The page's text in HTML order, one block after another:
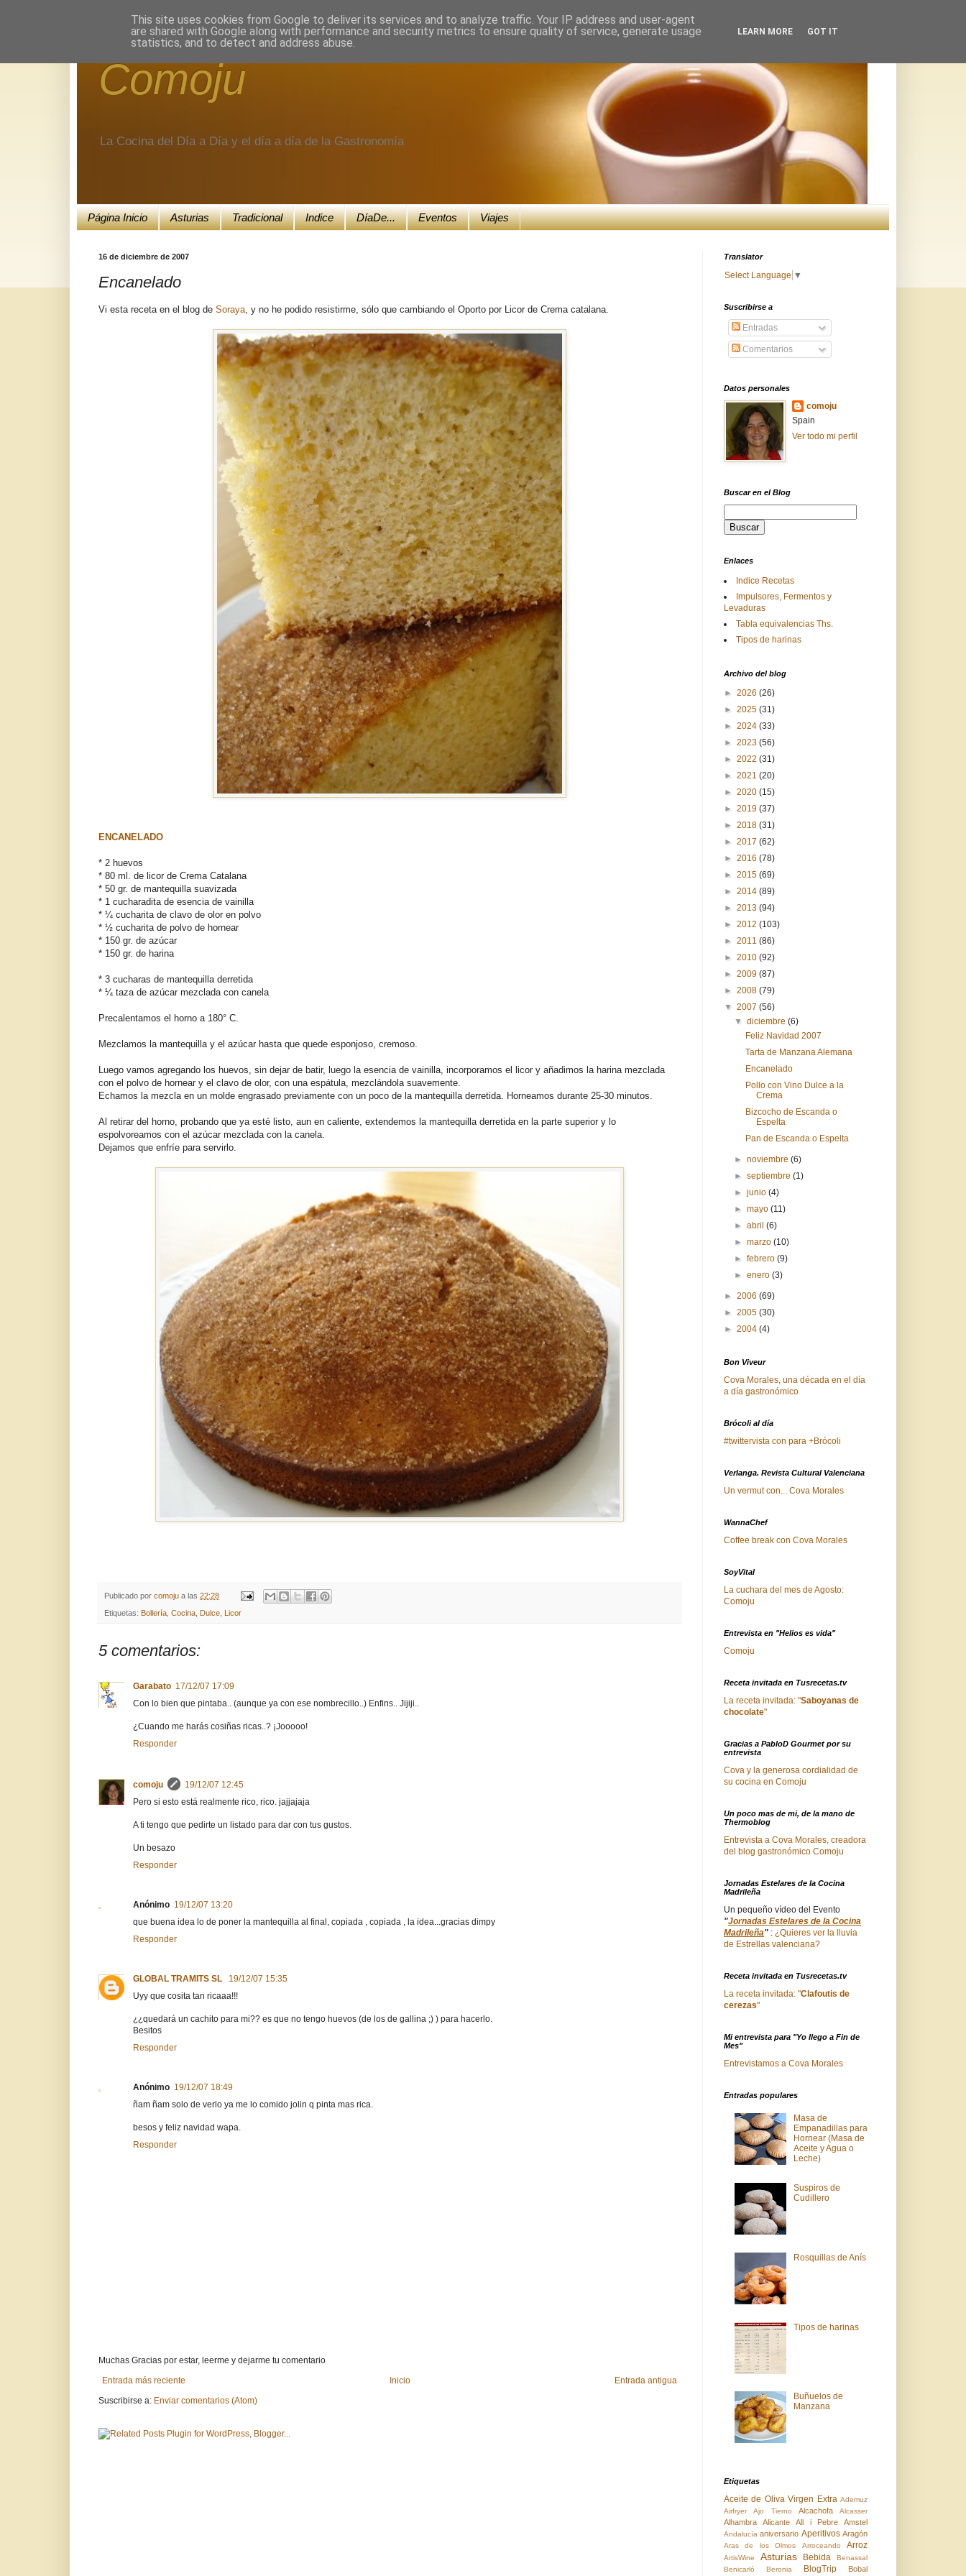
Comoju
La Cocina del Día a Día y el día a día de la Gastronomía
Página Inicio Asturias Tradicional Indice DíaDe... Eventos Viajes
16 de diciembre de 2007
Encanelado
Vi esta receta en el blog de Soraya , y no he podido resistirme, sólo que cambiando el Oporto por Licor de Crema catalana.
ENCANELADO
* 2 huevos
* 80 ml. de licor de Crema Catalana
* 50 gr. de mantequilla suavizada
* 1 cucharadita de esencia de vainilla
* ¼ cucharita de clavo de olor en polvo
* ½ cucharita de polvo de hornear
* 150 gr. de azúcar
* 150 gr. de harina
* 3 cucharas de mantequilla derretida
* ¼ taza de azúcar mezclada con canela
Precalentamos el horno a 180° C.
Mezclamos la mantequilla y el azúcar hasta que quede esponjoso, cremoso.
Luego vamos agregando los huevos, sin dejar de batir, luego la esencia de vainilla, incorporamos el licor y añadimos la harina mezclada
con el polvo de hornear y el clavo de olor, con una espátula, mezclándola suavemente.
Echamos la mezcla en un molde engrasado previamente con un poco de la mantequilla derretida. Horneamos durante 25-30 minutos.
Al retirar del horno, probando que ya esté listo, aun en caliente, extendemos la mantequilla derretida en la parte superior y lo
espolvoreamos con el azúcar mezclada con la canela.
Dejamos que enfríe para servirlo.
Publicado por comoju a las 22:28
Etiquetas: Bollería Cocina Dulce Licor
5 comentarios:
Garabato 17/12/07 17:09
Con lo bien que pintaba.. (aunque ya con ese nombrecillo..) Enfins.. Jijiji..
¿Cuando me harás cosiñas ricas..? ¡Jooooo!
Responder
comoju
19/12/07 12:45
Pero si esto está realmente rico, rico. jajjajaja
A ti tengo que pedirte un listado para dar con tus gustos.
Un besazo
Responder
Anónimo 19/12/07 13:20
que buena idea lo de poner la mantequilla al final, copiada , copiada , la idea...gracias dimpy
Responder
GLOBAL TRAMITS SL
19/12/07 15:35
Uyy que cosita tan ricaaa!!!
¿¿quedará un cachito para mi?? es que no tengo huevos (de los de gallina ;) ) para hacerlo.
Besitos
Responder
Anónimo 19/12/07 18:49
ñam ñam solo de verlo ya me lo comido jolin q pinta mas rica.
besos y feliz navidad wapa.
Responder
Muchas Gracias por estar, leerme y dejarme tu comentario
Entrada más reciente
Entrada antigua
Inicio
Suscribirse a: Enviar comentarios (Atom)
Translator
Select Language ▼
Suscribirse a
Entradas
Comentarios
Datos personales
comoju
Spain
Ver todo mi perfil
Buscar en el Blog
Enlaces
Indice Recetas
Impulsores, Fermentos y
Levaduras
Tabla equivalencias Ths.
Tipos de harinas
Archivo del blog
► 2026 (26)
► 2025 (31)
► 2024 (33)
► 2023 (56)
► 2022 (31)
► 2021 (20)
► 2020 (15)
► 2019 (37)
► 2018 (31)
► 2017 (62)
► 2016 (78)
► 2015 (69)
► 2014 (89)
► 2013 (94)
► 2012 (103)
► 2011 (86)
► 2010 (92)
► 2009 (87)
► 2008 (79)
▼ 2007 (56)
▼diciembre(6)
Feliz Navidad 2007
Tarta de Manzana Alemana
Encanelado
Pollo con Vino Dulce a la
Crema
Bizcocho de Escanda o
Espelta
Pan de Escanda o Espelta
►noviembre(6)
►septiembre(1)
►junio(4)
►mayo(11)
►abril(6)
►marzo(10)
►febrero(9)
►enero(3)
► 2006 (69)
► 2005 (30)
► 2004 (4)
Bon Viveur
Cova Morales, una década en el día
a día gastronómico
Brócoli al día
#twittervista con para +Brócoli
Verlanga. Revista Cultural Valenciana
Un vermut con... Cova Morales
WannaChef
Coffee break con Cova Morales
SoyVital
La cuchara del mes de Agosto:
Comoju
Entrevista en "Helios es vida"
Comoju
Receta invitada en Tusrecetas.tv
La receta invitada: "Saboyanas de
chocolate"
Gracias a PabloD Gourmet por su
entrevista
Cova y la generosa cordialidad de
su cocina en Comoju
Un poco mas de mi, de la mano de
Thermoblog
Entrevista a Cova Morales, creadora
del blog gastronómico Comoju
Jornadas Estelares de la Cocina
Madrileña
Un pequeño vídeo del Evento
"Jornadas Estelares de la Cocina
Madrileña" : ¿Quieres ver la lluvia
de Estrellas valenciana?
Receta invitada en Tusrecetas.tv
La receta invitada: "Clafoutis de
cerezas"
Mi entrevista para "Yo llego a Fin de
Mes"
Entrevistamos a Cova Morales
Entradas populares
Masa de
Empanadillas para
Hornear (Masa de
Aceite y Agua o
Leche)
Suspiros de
Cudillero
Rosquillas de Anís
Tipos de harinas
Buñuelos de
Manzana
Etiquetas
Aceite de Oliva Virgen Extra Ademuz
Airfryer
Ajo Tierno Alcachofa Alcasser
Alhambra Alicante All i Pebre Amstel
Andalucía aniversario Aperitivos Aragón
Aras de los Olmos Arroceando Arroz
ArtisWine Asturias Bebida
Benassal
Benicarló
Beronia BlogTrip Bobal
This site uses cookies from Google to deliver its services and to analyze traffic. Your IP address and user-agent
are shared with Google along with performance and security metrics to ensure quality of service, generate usage
statistics, and to detect and address abuse.
LEARN MORE GOT IT